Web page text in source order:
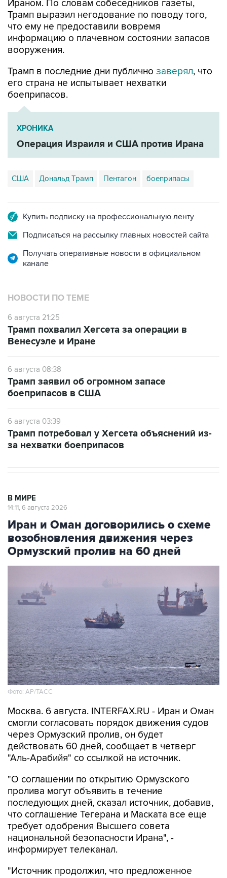
Ираном. По словам собеседников газеты,
Трамп выразил негодование по поводу того,
что ему не предоставили вовремя
информацию о плачевном состоянии запасов
вооружения.
Трамп в последние дни публично заверял, что
его страна не испытывает нехватки
боеприпасов.
ХРОНИКА
Операция Израиля и США против Ирана
США Дональд Трамп Пентагон боеприпасы
Купить подписку на профессиональную ленту
Подписаться на рассылку главных новостей сайта
Получать оперативные новости в официальном
канале
НОВОСТИ ПО ТЕМЕ
6 августа 21:25
Трамп похвалил Хегсета за операции в
Венесуэле и Иране
6 августа 08:38
Трамп заявил об огромном запасе
боеприпасов в США
6 августа 03:39
Трамп потребовал у Хегсета объяснений из-
за нехватки боеприпасов
В МИРЕ
14:11, 6 августа 2026
Иран и Оман договорились о схеме
возобновления движения через
Ормузский пролив на 60 дней
Фото: AP/ТАСС
Москва. 6 августа. INTERFAX.RU - Иран и Оман
смогли согласовать порядок движения судов
через Ормузский пролив, он будет
действовать 60 дней, сообщает в четверг
"Аль-Арабийя" со ссылкой на источник.
"О соглашении по открытию Ормузского
пролива могут объявить в течение
последующих дней, сказал источник, добавив,
что соглашение Тегерана и Маската все еще
требует одобрения Высшего совета
национальной безопасности Ирана", -
информирует телеканал.
"Источник продолжил, что предложенное